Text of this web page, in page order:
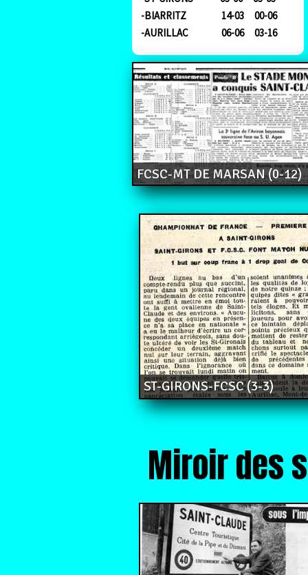
-BIARRITZ 14-03 00-06
-AURILLAC 06-06 03-16
FCSC-MT DE MARSAN (0-12)
ST-GIRONS-FCSC (3-3)
Miroir des